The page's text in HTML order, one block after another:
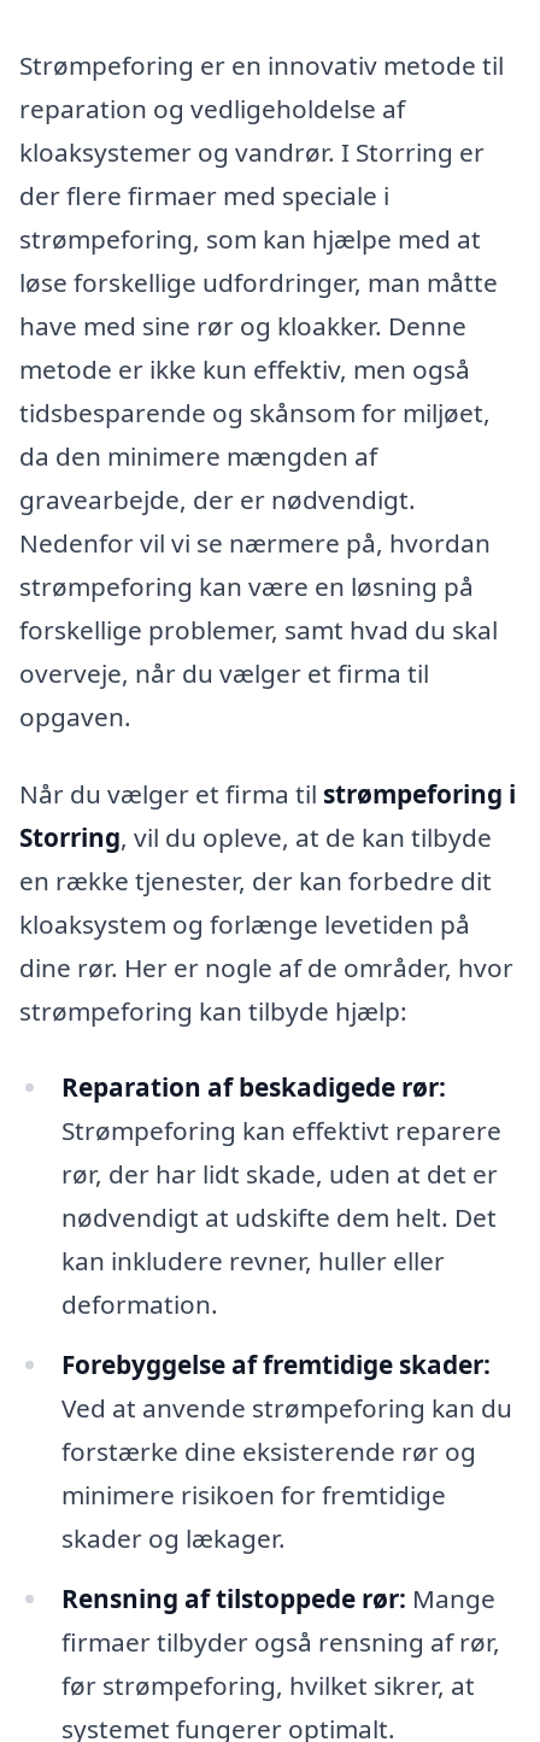
Strømpeforing er en innovativ metode til
reparation og vedligeholdelse af
kloaksystemer og vandrør. I Storring er
der flere firmaer med speciale i
strømpeforing, som kan hjælpe med at
løse forskellige udfordringer, man måtte
have med sine rør og kloakker. Denne
metode er ikke kun effektiv, men også
tidsbesparende og skånsom for miljøet,
da den minimere mængden af
gravearbejde, der er nødvendigt.
Nedenfor vil vi se nærmere på, hvordan
strømpeforing kan være en løsning på
forskellige problemer, samt hvad du skal
overveje, når du vælger et firma til
opgaven.
Når du vælger et firma til strømpeforing i
Storring, vil du opleve, at de kan tilbyde
en række tjenester, der kan forbedre dit
kloaksystem og forlænge levetiden på
dine rør. Her er nogle af de områder, hvor
strømpeforing kan tilbyde hjælp:
Reparation af beskadigede rør:
Strømpeforing kan effektivt reparere
rør, der har lidt skade, uden at det er
nødvendigt at udskifte dem helt. Det
kan inkludere revner, huller eller
deformation.
Forebyggelse af fremtidige skader:
Ved at anvende strømpeforing kan du
forstærke dine eksisterende rør og
minimere risikoen for fremtidige
skader og lækager.
Rensning af tilstoppede rør: Mange
firmaer tilbyder også rensning af rør,
før strømpeforing, hvilket sikrer, at
systemet fungerer optimalt.